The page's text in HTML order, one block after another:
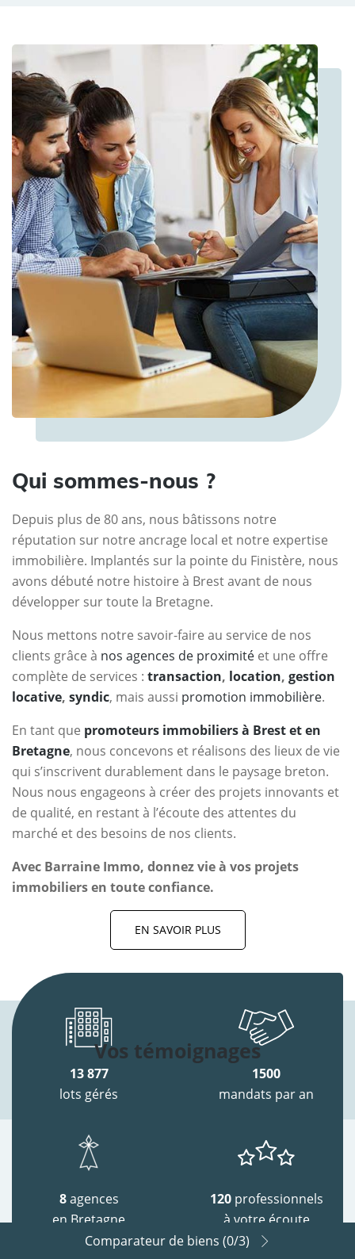
Qui sommes-nous ?
Depuis plus de 80 ans, nous bâtissons notre
réputation sur notre ancrage local et notre expertise
immobilière. Implantés sur la pointe du Finistère, nous
avons débuté notre histoire à Brest avant de nous
développer sur toute la Bretagne.
Nous mettons notre savoir-faire au service de nos
clients grâce à nos agences de proximité et une offre
complète de services : transaction, location, gestion
locative, syndic, mais aussi promotion immobilière.
En tant que promoteurs immobiliers à Brest et en
Bretagne, nous concevons et réalisons des lieux de vie
qui s’inscrivent durablement dans le paysage breton.
Nous nous engageons à créer des projets innovants et
de qualité, en restant à l’écoute des attentes du
marché et des besoins de nos clients.
Avec Barraine Immo, donnez vie à vos projets
immobiliers en toute confiance.
EN SAVOIR PLUS
Vos témoignages
13 877
lots gérés
1500
mandats par an
8agences
en Bretagne
120 professionnels
à votre écoute
Comparateur de biens (0/3)